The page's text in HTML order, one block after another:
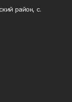
район, с.